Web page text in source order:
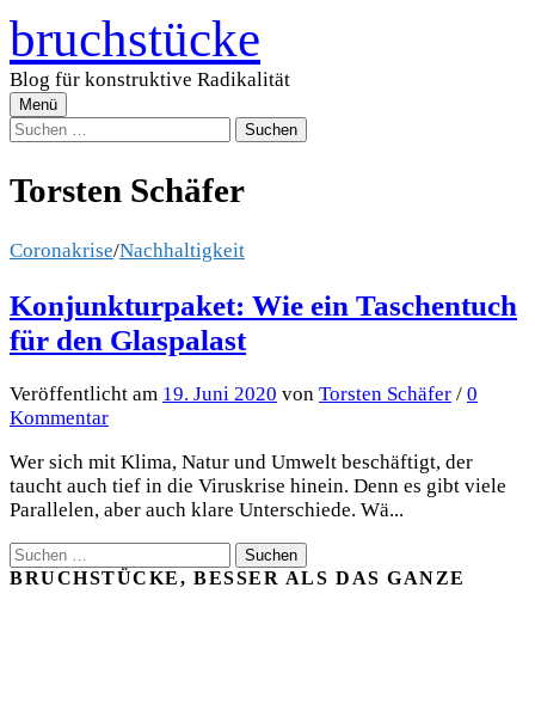
Zum
Inhalt
überspringen
bruchstücke
Blog für konstruktive Radikalität
Menü
Suchen
Torsten Schäfer
Coronakrise/Nachhaltigkeit
Konjunkturpaket: Wie ein Taschentuch
für den Glaspalast
Veröffentlicht am 19. Juni 2020 von Torsten Schäfer / 0
Kommentar
Wer sich mit Klima, Natur und Umwelt beschäftigt, der
taucht auch tief in die Viruskrise hinein. Denn es gibt viele
Parallelen, aber auch klare Unterschiede. Wä...
Suchen
nach:
BRUCHSTÜCKE, BESSER ALS DAS GANZE